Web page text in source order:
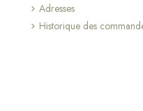
Adresses
Historique des